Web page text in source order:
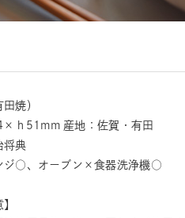
焼）
ｈ51mm 産地：佐賀・有田
将典
ジ○、オーブン×食器洗浄機○